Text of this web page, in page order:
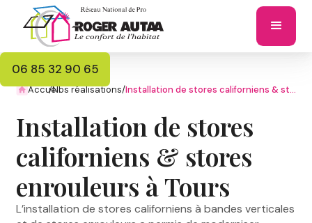
06 85 32 90 65
Accueil
/Nos réalisations/ Installation de stores californiens & stores enrouleurs à Tours
Installation de stores
californiens & stores
enrouleurs à Tours
L’installation de stores californiens à bandes verticales